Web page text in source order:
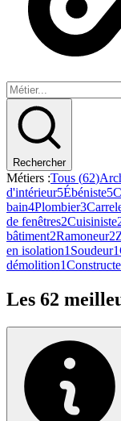
Rechercher
Métiers :Tous (62)
d'intérieur5Ébéniste5
bain4Plombier3
de fenêtres2Cuisiniste
bâtiment2Ramoneur2
en isolation1 Soudeur1
démolition1
Les 62